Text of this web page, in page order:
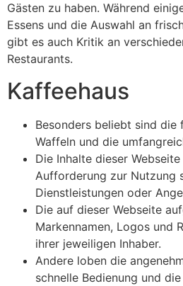
Gästen zu haben. Während
Essens und die Auswahl an
gibt es auch Kritik an
Restaurants.
Kaffeehaus
Besonders beliebt sind die
Waffeln und die
Die Inhalte dieser
Aufforderung zur Nutzung
Dienstleistungen oder
Die auf dieser Webseite
Markennamen, Logos und
ihrer jeweiligen Inhaber.
Andere loben die
schnelle Bedienung und